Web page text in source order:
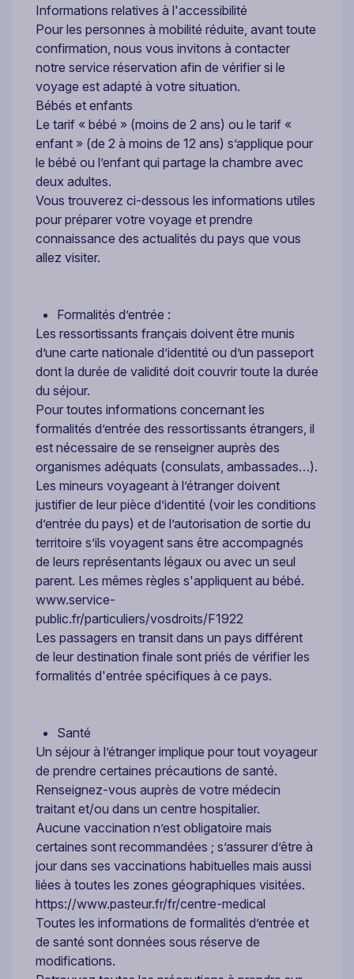
Informations relatives à l'accessibilité
Pour les personnes à mobilité réduite, avant toute
confirmation, nous vous invitons à contacter
notre service réservation afin de vérifier si le
voyage est adapté à votre situation.
Bébés et enfants
Le tarif « bébé » (moins de 2 ans) ou le tarif «
enfant » (de 2 à moins de 12 ans) s’applique pour
le bébé ou l’enfant qui partage la chambre avec
deux adultes.
Vous trouverez ci-dessous les informations utiles
pour préparer votre voyage et prendre
connaissance des actualités du pays que vous
allez visiter.
Formalités d’entrée :
Les ressortissants français doivent être munis
d’une carte nationale d’identité ou d’un passeport
dont la durée de validité doit couvrir toute la durée
du séjour.
Pour toutes informations concernant les
formalités d’entrée des ressortissants étrangers, il
est nécessaire de se renseigner auprès des
organismes adéquats (consulats, ambassades…).
Les mineurs voyageant à l’étranger doivent
justifier de leur pièce d’identité (voir les conditions
d’entrée du pays) et de l’autorisation de sortie du
territoire s’ils voyagent sans être accompagnés
de leurs représentants légaux ou avec un seul
parent. Les mêmes règles s'appliquent au bébé.
www.service-
public.fr/particuliers/vosdroits/F1922
Les passagers en transit dans un pays différent
de leur destination finale sont priés de vérifier les
formalités d'entrée spécifiques à ce pays.
Santé
Un séjour à l’étranger implique pour tout voyageur
de prendre certaines précautions de santé.
Renseignez-vous auprès de votre médecin
traitant et/ou dans un centre hospitalier.
Aucune vaccination n’est obligatoire mais
certaines sont recommandées ; s’assurer d’être à
jour dans ses vaccinations habituelles mais aussi
liées à toutes les zones géographiques visitées.
https://www.pasteur.fr/fr/centre-medical
Toutes les informations de formalités d’entrée et
de santé sont données sous réserve de
modifications.